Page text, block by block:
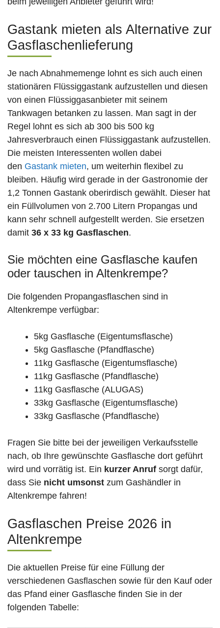
Gastank mieten als Alternative zur
Gasflaschenlieferung
Je nach Abnahmemenge lohnt es sich auch einen
stationären Flüssiggastank aufzustellen und diesen
von einen Flüssiggasanbieter mit seinem
Tankwagen betanken zu lassen. Man sagt in der
Regel lohnt es sich ab 300 bis 500 kg
Jahresverbrauch einen Flüssiggastank aufzustellen.
Die meisten Interessenten wollen dabei
den Gastank mieten, um weiterhin flexibel zu
bleiben. Häufig wird gerade in der Gastronomie der
1,2 Tonnen Gastank oberirdisch gewählt. Dieser hat
ein Füllvolumen von 2.700 Litern Propangas und
kann sehr schnell aufgestellt werden. Sie ersetzen
damit 36 x 33 kg Gasflaschen.
Sie möchten eine Gasflasche kaufen
oder tauschen in Altenkrempe?
Die folgenden Propangasflaschen sind in
Altenkrempe verfügbar:
5kg Gasflasche (Eigentumsflasche)
5kg Gasflasche (Pfandflasche)
11kg Gasflasche (Eigentumsflasche)
11kg Gasflasche (Pfandflasche)
11kg Gasflasche (ALUGAS)
33kg Gasflasche (Eigentumsflasche)
33kg Gasflasche (Pfandflasche)
Fragen Sie bitte bei der jeweiligen Verkaufsstelle
nach, ob Ihre gewünschte Gasflasche dort geführt
wird und vorrätig ist. Ein kurzer Anruf sorgt dafür,
dass Sie nicht umsonst zum Gashändler in
Altenkrempe fahren!
Gasflaschen Preise 2026 in
Altenkrempe
Die aktuellen Preise für eine Füllung der
verschiedenen Gasflaschen sowie für den Kauf oder
das Pfand einer Gasflasche finden Sie in der
folgenden Tabelle: